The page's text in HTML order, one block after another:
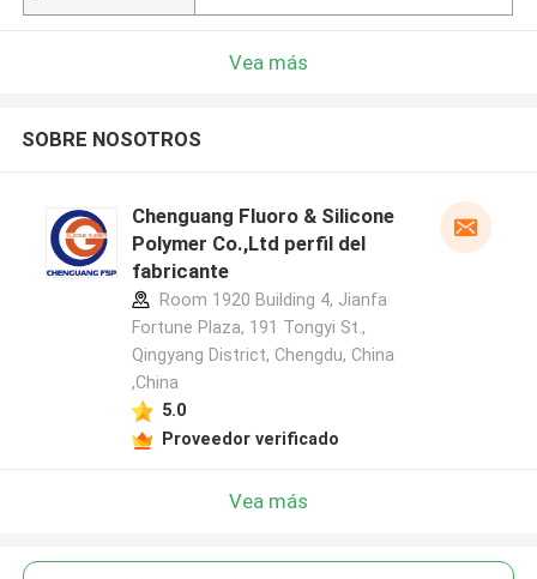
Vea más
SOBRE NOSOTROS
Chenguang Fluoro & Silicone
Polymer Co.,Ltd perfil del
fabricante
Room 1920 Building 4, Jianfa
Fortune Plaza, 191 Tongyi St.,
Qingyang District, Chengdu, China
,China
5.0
Proveedor verificado
Vea más